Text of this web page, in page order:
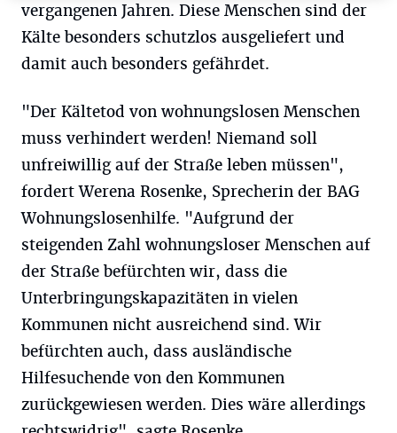
vergangenen Jahren. Diese Menschen sind der
Kälte besonders schutzlos ausgeliefert und
damit auch besonders gefährdet.
"Der Kältetod von wohnungslosen Menschen
muss verhindert werden! Niemand soll
unfreiwillig auf der Straße leben müssen",
fordert Werena Rosenke, Sprecherin der BAG
Wohnungslosenhilfe. "Aufgrund der
steigenden Zahl wohnungsloser Menschen auf
der Straße befürchten wir, dass die
Unterbringungskapazitäten in vielen
Kommunen nicht ausreichend sind. Wir
befürchten auch, dass ausländische
Hilfesuchende von den Kommunen
zurückgewiesen werden. Dies wäre allerdings